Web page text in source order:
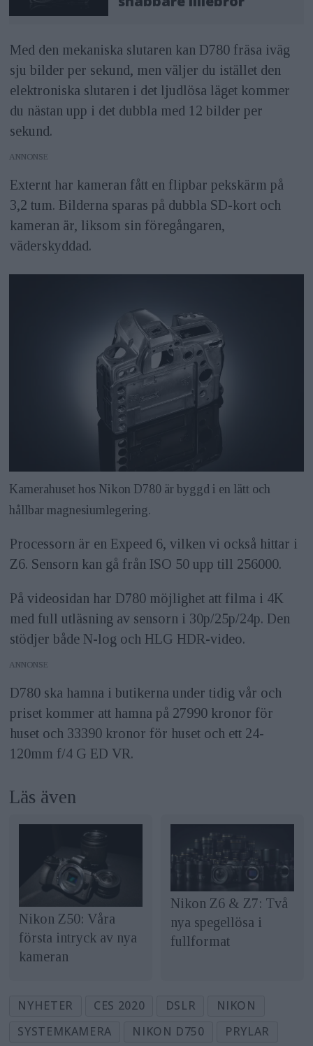
Med den mekaniska slutaren kan D780 fräsa iväg
sju bilder per sekund, men väljer du istället den
elektroniska slutaren i det ljudlösa läget kommer
du nästan upp i det dubbla med 12 bilder per
sekund.
ANNONS
Externt har kameran fått en flipbar pekskärm på
3,2 tum. Bilderna sparas på dubbla SD-kort och
kameran är, liksom sin föregångaren,
väderskyddad.
Kamerahuset hos Nikon D780 är byggd i en lätt och
hållbar magnesiumlegering.
Processorn är en Expeed 6, vilken vi också hittar i
Z6. Sensorn kan gå från ISO 50 upp till 256000.
På videosidan har D780 möjlighet att filma i 4K
med full utläsning av sensorn i 30p/25p/24p. Den
stödjer både N-log och HLG HDR-video.
ANNONS
D780 ska hamna i butikerna under tidig vår och
priset kommer att hamna på 27990 kronor för
huset och 33390 kronor för huset och ett 24-
120mm f/4 G ED VR.
Läs även
Nikon Z50: Våra
första intryck av nya
kameran
Nikon Z6 & Z7: Två
nya spegellösa i
fullformat
NYHETER CES 2020 DSLR
NIKON
SYSTEMKAMERA
NIKON D750 PRYLAR